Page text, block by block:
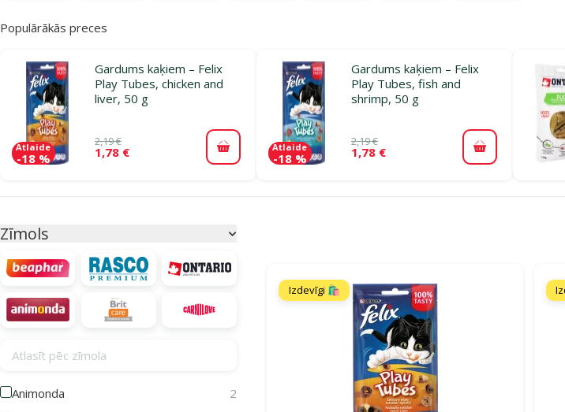
Populārākās preces
Gardums kaķiem – Felix
Play Tubes, chicken and
liver, 50 g
2,19 €
1,78 €
Atlaide
-18 % Pievienot grozam
Gardums kaķiem – Felix
Play Tubes, fish and
shrimp, 50 g
2,19 €
1,78 €
Atlaide
-18 % Pievienot
Zīmols
Atlasīt pēc zīmola
Animonda
2
Izdevīgi 🛍️